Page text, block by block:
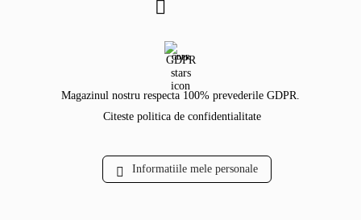
GDPR
Magazinul nostru respecta 100% prevederile GDPR.
Citeste politica de confidentialitate
Informatiile mele personale